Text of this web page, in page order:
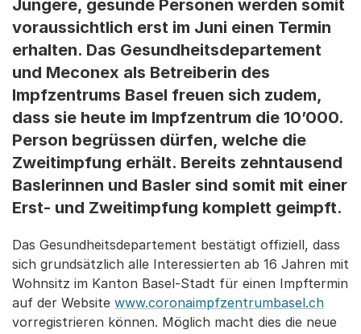
Jüngere, gesunde Personen werden somit
voraussichtlich erst im Juni einen Termin
erhalten. Das Gesundheitsdepartement
und Meconex als Betreiberin des
Impfzentrums Basel freuen sich zudem,
dass sie heute im Impfzentrum die 10’000.
Person begrüssen dürfen, welche die
Zweitimpfung erhält. Bereits zehntausend
Baslerinnen und Basler sind somit mit einer
Erst- und Zweitimpfung komplett geimpft.
Das Gesundheitsdepartement bestätigt offiziell, dass
sich grundsätzlich alle Interessierten ab 16 Jahren mit
Wohnsitz im Kanton Basel-Stadt für einen Impftermin
auf der Website www.coronaimpfzentrumbasel.ch
vorregistrieren können. Möglich macht dies die neue